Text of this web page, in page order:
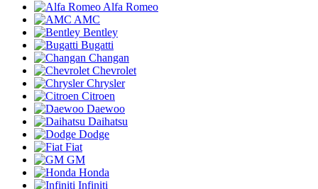
Alfa Romeo
AMC
Bentley
Bugatti
Changan
Chevrolet
Chrysler
Citroen
Daewoo
Daihatsu
Dodge
Fiat
GM
Honda
Infiniti